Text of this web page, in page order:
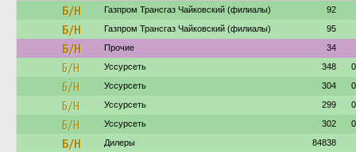
Б/Н Газпром Трансгаз Чайковский (филиалы) 92
Б/Н Газпром Трансгаз Чайковский (филиалы) 95
Б/Н Прочие 34
Б/Н Уссурсеть 348
Б/Н Уссурсеть 304
Б/Н Уссурсеть 299
Б/Н Уссурсеть 302
Б/Н Дилеры 84838